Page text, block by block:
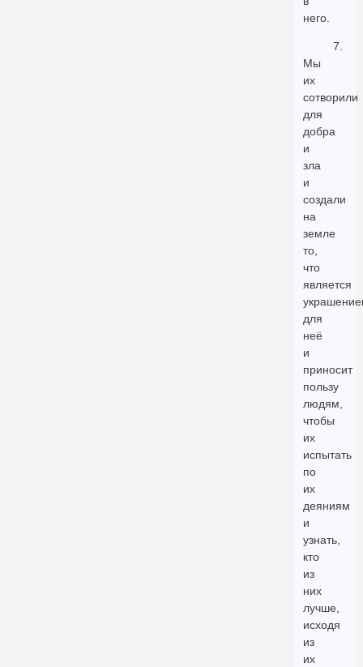
него.
7.
Мы
их
сотворили
для
добра
и
зла
и
создали
на
земле
то,
что
является
для
неё
и
приносит
пользу
людям,
чтобы
их
испытать
по
их
деяниям
и
узнать,
кто
из
них
лучше,
исходя
из
их